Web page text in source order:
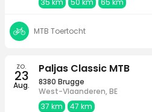
35 km 50 km 65 km
MTB Toertocht
zo.
23
Aug.
Paljas Classic MTB
8380 Brugge
West-Vlaanderen, BE
37 km
47 km